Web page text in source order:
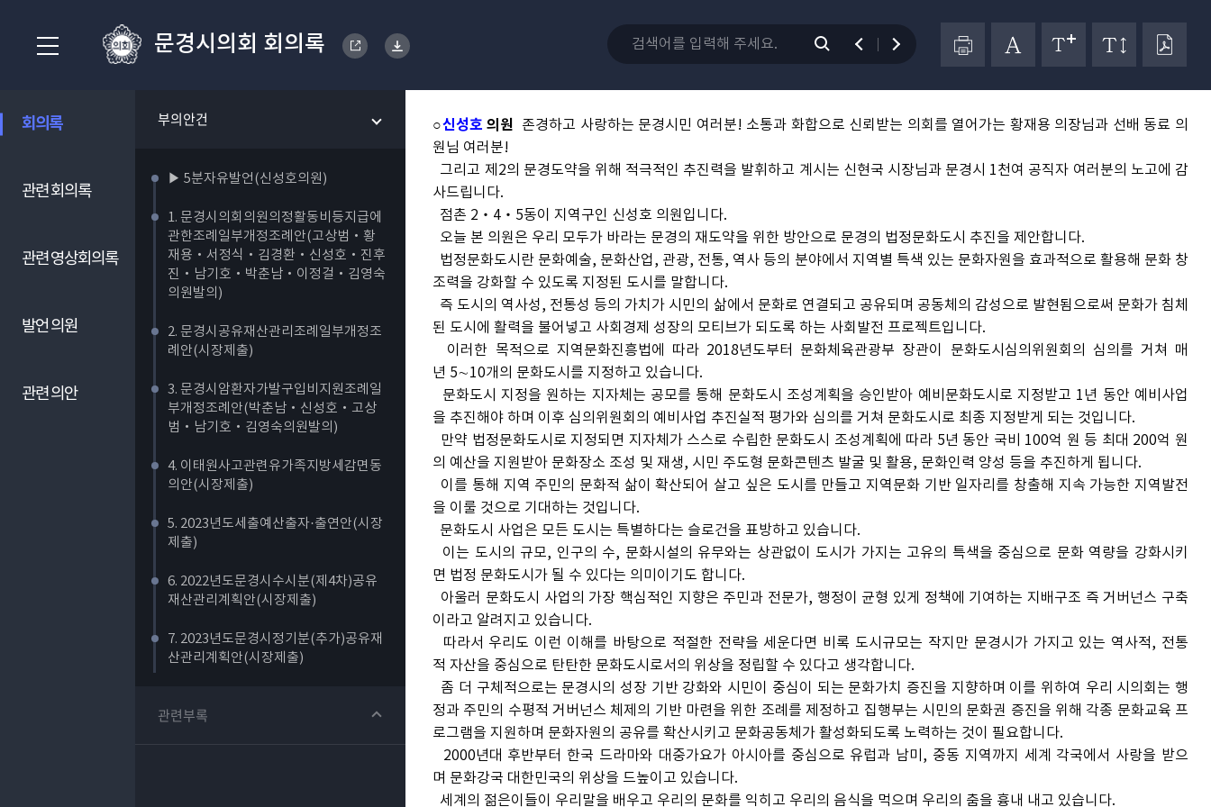
문경시의회 회의록
회의록 부의안건
▶ 5분자유발언(신성호의원)
1. 문경시의회의원의정활동비등지급에
관한조례일부개정조례안(고상범‧황
재용‧서정식‧김경환‧신성호‧진후
진‧남기호‧박춘남‧이정걸‧김영숙
의원발의)
2. 문경시공유재산관리조례일부개정조
례안(시장제출)
3. 문경시암환자가발구입비지원조례일
부개정조례안(박춘남‧신성호‧고상
범‧남기호‧김영숙의원발의)
4. 이태원사고관련유가족지방세감면동
의안(시장제출)
5. 2023년도세출예산출자·출연안(시장
제출)
6. 2022년도문경시수시분(제4차)공유
재산관리계획안(시장제출)
7. 2023년도문경시정기분(추가)공유재
산관리계획안(시장제출)
일부개정조례안(시장제출)
관련부록
관련 회의록
관련 영상회의록
발언 의원
관련 의안
○신성호 의원 존경하고 사랑하는 문경시민 여러분! 소통과 화합으로 신뢰받는 의회를 열어가는 황재용 의장님과 선배 동료 의
원님 여러분!
그리고 제2의 문경도약을 위해 적극적인 추진력을 발휘하고 계시는 신현국 시장님과 문경시 1천여 공직자 여러분의 노고에 감
사드립니다.
점촌 2‧4‧5동이 지역구인 신성호 의원입니다.
오늘 본 의원은 우리 모두가 바라는 문경의 재도약을 위한 방안으로 문경의 법정문화도시 추진을 제안합니다.
법정문화도시란 문화예술, 문화산업, 관광, 전통, 역사 등의 분야에서 지역별 특색 있는 문화자원을 효과적으로 활용해 문화 창
조력을 강화할 수 있도록 지정된 도시를 말합니다.
즉 도시의 역사성, 전통성 등의 가치가 시민의 삶에서 문화로 연결되고 공유되며 공동체의 감성으로 발현됨으로써 문화가 침체
된 도시에 활력을 불어넣고 사회경제 성장의 모티브가 되도록 하는 사회발전 프로젝트입니다.
이러한 목적으로 지역문화진흥법에 따라 2018년도부터 문화체육관광부 장관이 문화도시심의위원회의 심의를 거쳐 매
년 5∼10개의 문화도시를 지정하고 있습니다.
문화도시 지정을 원하는 지자체는 공모를 통해 문화도시 조성계획을 승인받아 예비문화도시로 지정받고 1년 동안 예비사업
을 추진해야 하며 이후 심의위원회의 예비사업 추진실적 평가와 심의를 거쳐 문화도시로 최종 지정받게 되는 것입니다.
만약 법정문화도시로 지정되면 지자체가 스스로 수립한 문화도시 조성계획에 따라 5년 동안 국비 100억 원 등 최대 200억 원
의 예산을 지원받아 문화장소 조성 및 재생, 시민 주도형 문화콘텐츠 발굴 및 활용, 문화인력 양성 등을 추진하게 됩니다.
이를 통해 지역 주민의 문화적 삶이 확산되어 살고 싶은 도시를 만들고 지역문화 기반 일자리를 창출해 지속 가능한 지역발전
을 이룰 것으로 기대하는 것입니다.
문화도시 사업은 모든 도시는 특별하다는 슬로건을 표방하고 있습니다.
이는 도시의 규모, 인구의 수, 문화시설의 유무와는 상관없이 도시가 가지는 고유의 특색을 중심으로 문화 역량을 강화시키
면 법정 문화도시가 될 수 있다는 의미이기도 합니다.
아울러 문화도시 사업의 가장 핵심적인 지향은 주민과 전문가, 행정이 균형 있게 정책에 기여하는 지배구조 즉 거버넌스 구축
이라고 알려지고 있습니다.
따라서 우리도 이런 이해를 바탕으로 적절한 전략을 세운다면 비록 도시규모는 작지만 문경시가 가지고 있는 역사적, 전통
적 자산을 중심으로 탄탄한 문화도시로서의 위상을 정립할 수 있다고 생각합니다.
좀 더 구체적으로는 문경시의 성장 기반 강화와 시민이 중심이 되는 문화가치 증진을 지향하며 이를 위하여 우리 시의회는 행
정과 주민의 수평적 거버넌스 체제의 기반 마련을 위한 조례를 제정하고 집행부는 시민의 문화권 증진을 위해 각종 문화교육 프
로그램을 지원하며 문화자원의 공유를 확산시키고 문화공동체가 활성화되도록 노력하는 것이 필요합니다.
2000년대 후반부터 한국 드라마와 대중가요가 아시아를 중심으로 유럽과 남미, 중동 지역까지 세계 각국에서 사랑을 받으
며 문화강국 대한민국의 위상을 드높이고 있습니다.
세계의 젊은이들이 우리말을 배우고 우리의 문화를 익히고 우리의 음식을 먹으며 우리의 춤을 흉내 내고 있습니다.